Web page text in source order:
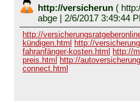
http://versicherun (
abge | 2/6/2017 3:49:44
http://
kündigen.html
http://
fahranfänger-kosten.html
http://
preis.html
http://
connect.html